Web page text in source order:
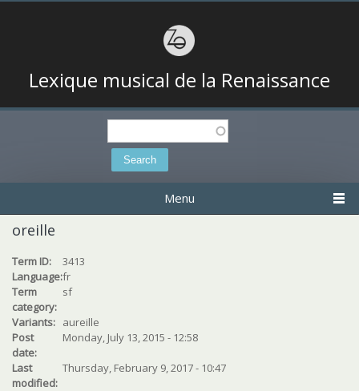
Lexique musical de la Renaissance
Search
Menu
oreille
Term ID:
3413
Language:fr
Term
category:
sf
Variants: aureille
Post
date:
Monday, July 13, 2015 - 12:58
Last
modified:
Thursday, February 9, 2017 - 10:47